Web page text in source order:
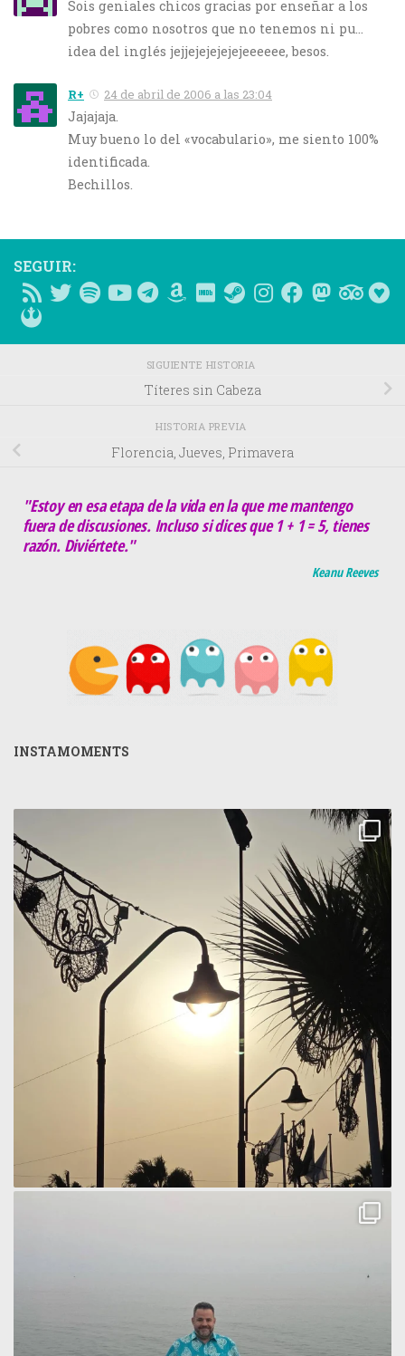
Sois geniales chicos gracias por enseñar a los
pobres como nosotros que no tenemos ni pu…
idea del inglés jejjejejejejejeeeeee, besos.
R+ 24 de abril de 2006 a las 23:04
Jajajaja.
Muy bueno lo del «vocabulario», me siento 100%
identificada.
Bechillos.
SEGUIR:
SIGUIENTE HISTORIA
Títeres sin Cabeza
HISTORIA PREVIA
Florencia, Jueves, Primavera
"Estoy en esa etapa de la vida en la que me mantengo
fuera de discusiones. Incluso si dices que 1 + 1 = 5, tienes
razón. Diviértete."
Keanu Reeves
INSTAMOMENTS